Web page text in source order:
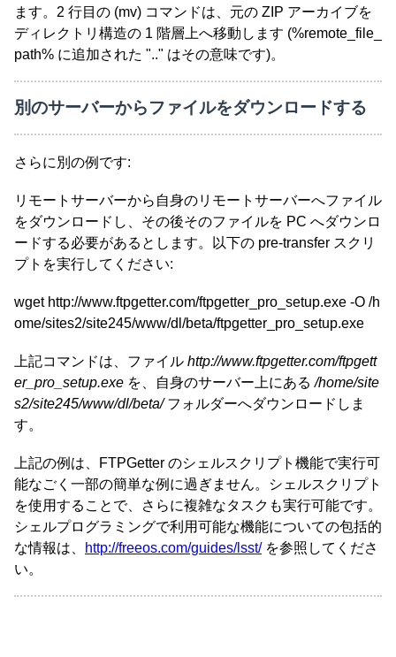
ます。2 行目の (mv) コマンドは、元の ZIP アーカイブを
ディレクトリ構造の 1 階層上へ移動します (%remote_file_
path% に追加された ".." はその意味です)。
別のサーバーからファイルをダウンロードする
さらに別の例です:
リモートサーバーから自身のリモートサーバーへファイル
をダウンロードし、その後そのファイルを PC へダウンロ
ードする必要があるとします。以下の pre-transfer スクリ
プトを実行してください:
wget http://www.ftpgetter.com/ftpgetter_pro_setup.exe -O /h
ome/sites2/site245/www/dl/beta/ftpgetter_pro_setup.exe
上記コマンドは、ファイル http://www.ftpgetter.com/ftpgett
er_pro_setup.exe を、自身のサーバー上にある/home/site
s2/site245/www/dl/beta/フォルダーへダウンロードしま
す。
上記の例は、FTPGetter のシェルスクリプト機能で実行可
能なごく一部の簡単な例に過ぎません。シェルスクリプト
を使用することで、さらに複雑なタスクも実行可能です。
シェルプログラミングで利用可能な機能についての包括的
な情報は、
http://freeos.com/guides/lsst/ を参照してくださ
い。